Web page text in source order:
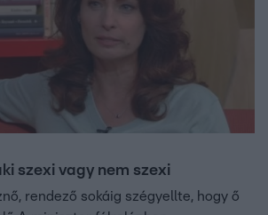
szexi vagy nem szexi
rendező sokáig szégyellte, hogy ő